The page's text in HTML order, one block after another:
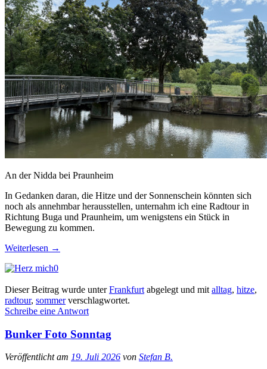
An der Nidda bei Praunheim
In Gedanken daran, die Hitze und der Sonnenschein könnten sich
noch als annehmbar herausstellen, unternahm ich eine Radtour in
Richtung Buga und Praunheim, um wenigstens ein Stück in
Bewegung zu kommen.
Weiterlesen →
0
Dieser Beitrag wurde unterFrankfurt abgelegt und mit alltag, hitze,
radtour, sommerverschlagwortet.
Schreibe eine Antwort
Bunker Foto Sonntag
Veröffentlicht am 19. Juli 2026 von Stefan B.